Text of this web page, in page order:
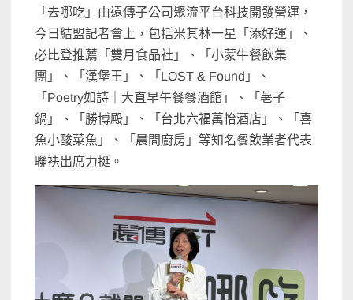
「去哪吃」由遠傳子公司聚流平台科技開發營運，
今日結盟記者會上，包括米其林一星「添好運」、
必比登推薦「雙月食品社」、「小蒙牛餐飲集
團」、「漢堡王」、「LOST & Found」、
「Poetry如詩｜大直早午餐餐酒館」、「荖子
鍋」、「勝博殿」、「台北六福萬怡酒店」、「喜
魚小酸菜魚」、「晨間廚房」等知名餐飲業者代表
聯袂出席力挺。